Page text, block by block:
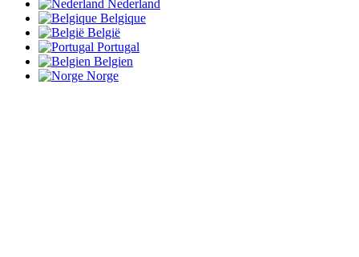
Nederland
Belgique
België
Portugal
Belgien
Norge